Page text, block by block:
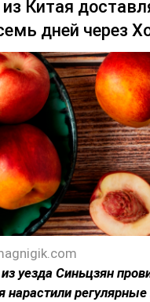
Китая
дней через
уезда Синьцзян
нарастили регулярные